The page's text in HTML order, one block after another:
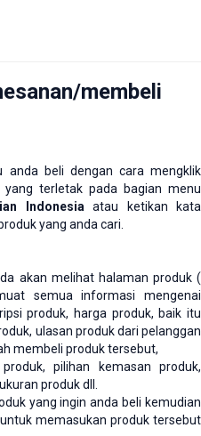
membeli
anda beli dengan cara mengklik
terletak pada bagian menu
Indonesia atau ketikan kata
yang anda cari.
akan melihat halaman produk (
semua informasi mengenai
produk, harga produk, baik itu
ulasan produk dari pelanggan
membeli produk tersebut,
pilihan kemasan produk,
produk dll.
yang ingin anda beli kemudian
untuk memasukan produk tersebut